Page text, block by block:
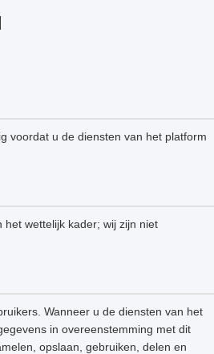
voordat u de diensten van het platform
wettelijk kader; wij zijn niet
Wanneer u de diensten van het
in overeenstemming met dit
opslaan, gebruiken, delen en